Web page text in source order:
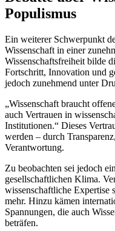
Populismus
Ein weiterer Schwerpunkt
Wissenschaft in einer
Wissenschaftsfreiheit bilde
Fortschritt, Innovation und
jedoch zunehmend unter
„Wissenschaft braucht
auch Vertrauen in
Institutionen.“ Dieses
werden – durch
Verantwortung.
Zu beobachten sei jedoch
gesellschaftlichen Klima.
wissenschaftliche Expertise
mehr. Hinzu kämen
Spannungen, die auch
beträfen.